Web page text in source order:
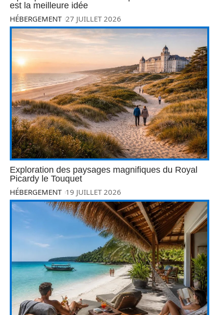
est la meilleure idée
HÉBERGEMENT 27 JUILLET 2026
Exploration des paysages magnifiques du Royal
Picardy le Touquet
HÉBERGEMENT 19 JUILLET 2026